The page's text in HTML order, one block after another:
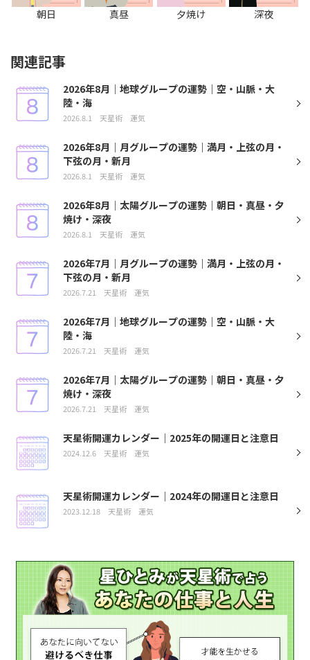
朝日 真昼 夕焼け 深夜
関連記事
2026年8月｜地球グループの運勢｜空・山脈・大
陸・海
2026.8.1 天星術 運気
2026年8月｜月グループの運勢｜満月・上弦の月・
下弦の月・新月
2026.8.1 天星術 運気
2026年8月｜太陽グループの運勢｜朝日・真昼・夕
焼け・深夜
2026.8.1 天星術 運気
2026年7月｜月グループの運勢｜満月・上弦の月・
下弦の月・新月
2026.7.21 天星術 運気
2026年7月｜地球グループの運勢｜空・山脈・大
陸・海
2026.7.21 天星術 運気
2026年7月｜太陽グループの運勢｜朝日・真昼・夕
焼け・深夜
2026.7.21 天星術 運気
天星術開運カレンダー｜2025年の開運日と注意日
2024.12.6 天星術 運気
天星術開運カレンダー｜2024年の開運日と注意日
2023.12.18 天星術 運気